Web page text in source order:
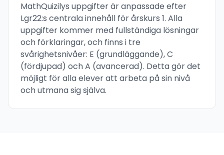
MathQuizilys uppgifter är anpassade efter
Lgr22:s centrala innehåll för årskurs 1. Alla
uppgifter kommer med fullständiga lösningar
och förklaringar, och finns i tre
svårighetsnivåer: E (grundläggande), C
(fördjupad) och A (avancerad). Detta gör det
möjligt för alla elever att arbeta på sin nivå
och utmana sig själva.